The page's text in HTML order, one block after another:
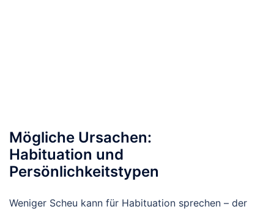
Mögliche Ursachen:
Habituation und
Persönlichkeitstypen
Weniger Scheu kann für Habituation sprechen – der